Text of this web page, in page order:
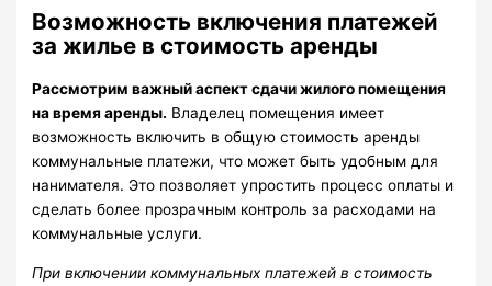
Возможность включения платежей
за жилье в стоимость аренды
Рассмотрим важный аспект сдачи жилого помещения
на время аренды. Владелец помещения имеет
возможность включить в общую стоимость аренды
коммунальные платежи, что может быть удобным для
нанимателя. Это позволяет упростить процесс оплаты и
сделать более прозрачным контроль за расходами на
коммунальные услуги.
При включении коммунальных платежей в стоимость